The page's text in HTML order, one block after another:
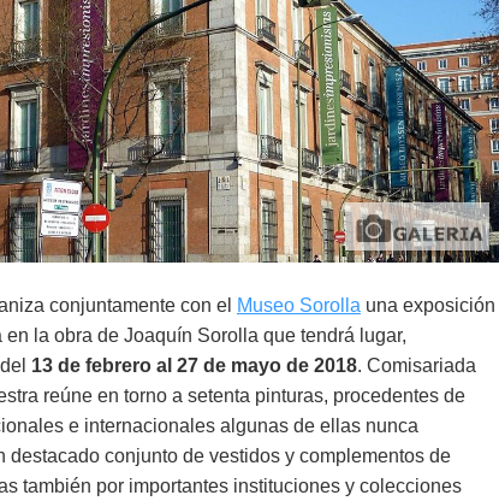
conjuntamente con el Museo Sorolla una exposición
la obra de Joaquín Sorolla que tendrá lugar,
13 de febrero al 27 de mayo de 2018. Comisariada
reúne en torno a setenta pinturas, procedentes de
e internacionales algunas de ellas nunca
destacado conjunto de vestidos y complementos de
también por importantes instituciones y colecciones